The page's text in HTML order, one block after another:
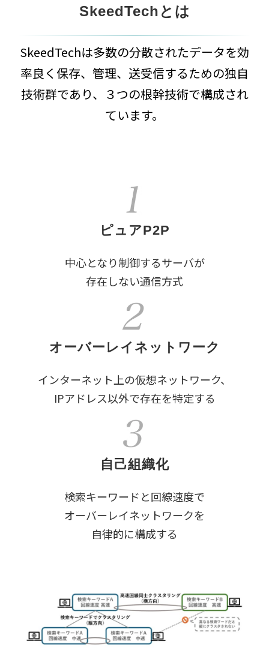
SkeedTechとは
SkeedTechは多数の分散されたデータを効
率良く保存、管理、送受信するための独自
技術群であり、３つの根幹技術で構成され
ています。
ピュアP2P
中心となり制御するサーバが
存在しない通信方式
オーバーレイネットワーク
インターネット上の仮想ネットワーク、
IPアドレス以外で存在を特定する
自己組織化
検索キーワードと回線速度で
オーバーレイネットワークを
自律的に構成する